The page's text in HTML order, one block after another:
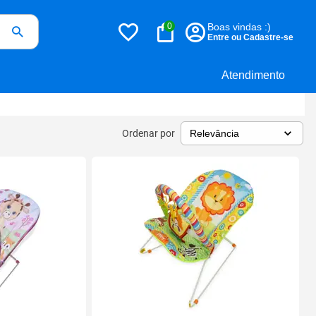
Atendimento
0 Boas vindas :)
Entre ou Cadastre-se
Ordenar por